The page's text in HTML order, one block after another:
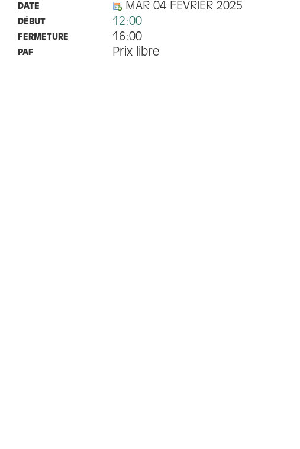
DATE MAR 04 FÉVRIER 2025
DÉBUT 12:00
FERMETURE 16:00
PAF Prix libre